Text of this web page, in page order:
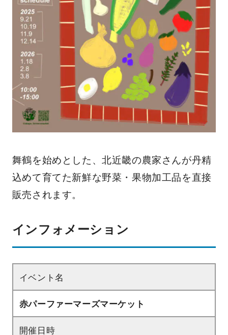
舞鶴を始めとした、北近畿の農家さんが丹精
込めて育てた新鮮な野菜・果物加工品を直接
販売されます。
インフォメーション
イベント名
赤パーファーマーズマーケット
開催日時